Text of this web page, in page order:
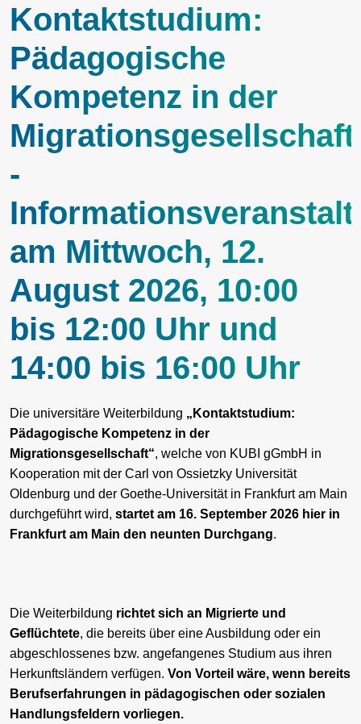
Kontaktstudium:
Pädagogische
Kompetenz in der
Migrationsgesellschaft
-
am Mittwoch, 12.
August 2026, 10:00
bis 12:00 Uhr und
14:00 bis 16:00 Uhr
Die universitäre Weiterbildung „Kontaktstudium:
Pädagogische Kompetenz in der
Migrationsgesellschaft“, welche von KUBI gGmbH in
Kooperation mit der Carl von Ossietzky Universität
Oldenburg und der Goethe-Universität in Frankfurt am Main
durchgeführt wird, startet am 16. September 2026 hier in
Frankfurt am Main den neunten Durchgang.
Die Weiterbildung richtet sich an Migrierte und
Geflüchtete, die bereits über eine Ausbildung oder ein
abgeschlossenes bzw. angefangenes Studium aus ihren
Herkunftsländern verfügen. Von Vorteil wäre, wenn bereits
Berufserfahrungen in pädagogischen oder sozialen
Handlungsfeldern vorliegen.